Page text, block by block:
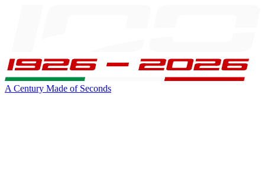
A Century Made of Seconds